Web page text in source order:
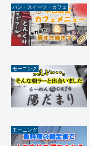
パン・スイーツ・カフェ
モーニング
モーニング